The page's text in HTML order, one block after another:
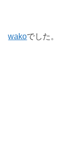
wakoでした。